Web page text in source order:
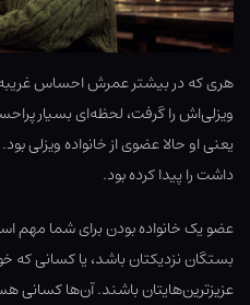
هری که در بیشتر عمرش احساس غریبه
ویزلی‌اش را گرفت، لحظه‌ای بسیار
یعنی او حالا عضوی از خانواده ویزلی
داشت را پیدا کرده بود.
عضو یک خانواده بودن برای شما مهم
بستگان نزدیکتان باشد، یا کسانی که
عزیزترین‌هایتان باشند. آن‌ها کسانی